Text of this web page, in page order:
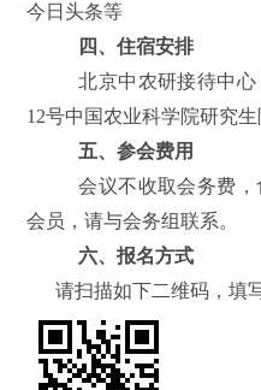
今日头条等
四、住宿安排
北京中农研接待中
12号中国农业科学院研究
五、参会费用
会议不收取会务费
会员，请与会务组联系。
六、报名方式
请扫描如下二维码，填写